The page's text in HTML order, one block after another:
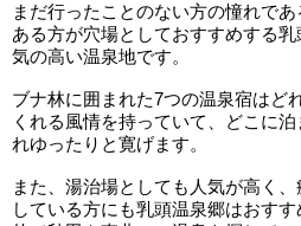
まだ行ったことのない方の憧れで
ある方が穴場としておすすめする
気の高い温泉地です。
ブナ林に囲まれた7つの温泉宿はど
くれる風情を持っていて、どこに
れゆったりと寛げます。
また、湯治場としても人気が高く
している方にも乳頭温泉郷はおす